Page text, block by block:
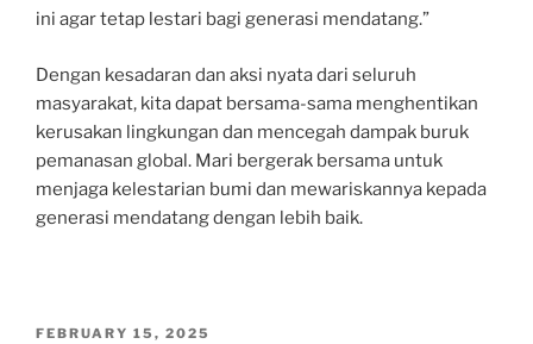
ini agar tetap lestari bagi generasi mendatang.”
Dengan kesadaran dan aksi nyata dari seluruh
masyarakat, kita dapat bersama-sama menghentikan
kerusakan lingkungan dan mencegah dampak buruk
pemanasan global. Mari bergerak bersama untuk
menjaga kelestarian bumi dan mewariskannya kepada
generasi mendatang dengan lebih baik.
POSTED
FEBRUARY 15, 2025